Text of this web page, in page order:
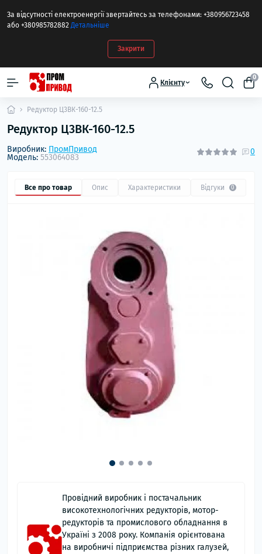
За відсутності електроенергії звертайтесь за телефонами: +380956723458
або +380985782882Детальніше
Закрити
Клієнту
0
Редуктор Ц3ВК-160-12.5
Редуктор Ц3ВК-160-12.5
Виробник: ПромПривод
Модель: 553064083
0
Все про товар Опис Характеристики Відгуки 0
Провідний виробник і постачальник
високотехнологічних редукторів, мотор-
редукторів та промислового обладнання в
Україні з 2008 року. Компанія орієнтована
на виробничі підприємства різних галузей,